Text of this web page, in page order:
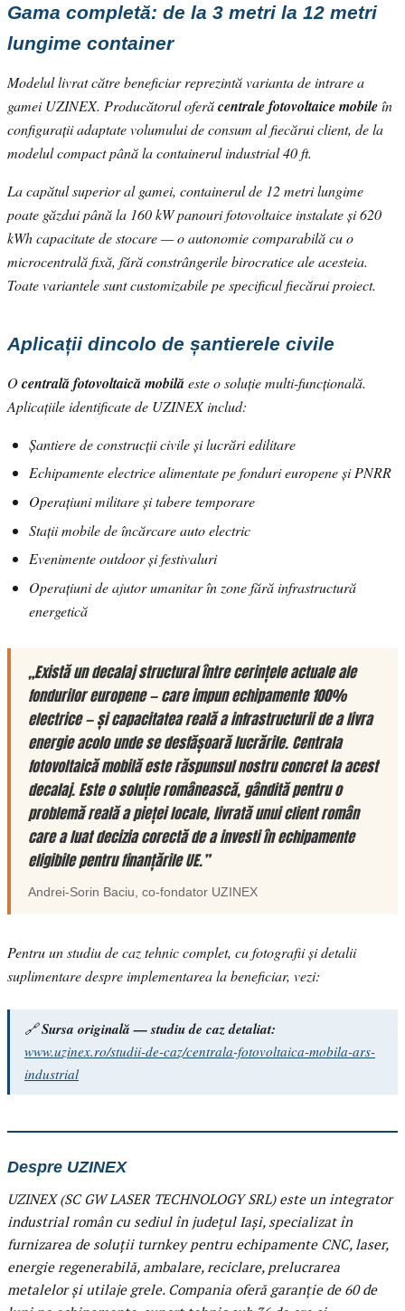
Gama completă: de la 3 metri la 12 metri
lungime container
Modelul livrat către beneficiar reprezintă varianta de intrare a
gamei UZINEX. Producătorul oferăcentrale fotovoltaice mobileîn
configurații adaptate volumului de consum al fiecărui client, de la
modelul compact până la containerul industrial 40 ft.
La capătul superior al gamei, containerul de 12 metri lungime
poate găzdui până la 160 kW panouri fotovoltaice instalate și 620
kWh capacitate de stocare — o autonomie comparabilă cu o
microcentrală fixă, fără constrângerile birocratice ale acesteia.
Toate variantele sunt customizabile pe specificul fiecărui proiect.
Aplicații dincolo de șantierele civile
Ocentrală fotovoltaică mobilăeste o soluție multi-funcțională.
Aplicațiile identificate de UZINEX includ:
Șantiere de construcții civile și lucrări edilitare
Echipamente electrice alimentate pe fonduri europene și PNRR
Operațiuni militare și tabere temporare
Stații mobile de încărcare auto electric
Evenimente outdoor și festivaluri
Operațiuni de ajutor umanitar în zone fără infrastructură
energetică
„Există un decalaj structural între cerințele actuale ale
fondurilor europene — care impun echipamente 100%
electrice — și capacitatea reală a infrastructurii de a livra
energie acolo unde se desfășoară lucrările. Centrala
fotovoltaică mobilă este răspunsul nostru concret la acest
decalaj. Este o soluție românească, gândită pentru o
problemă reală a pieței locale, livrată unui client român
care a luat decizia corectă de a investi în echipamente
eligibile pentru finanțările UE.”
Andrei-Sorin Baciu, co-fondator UZINEX
Pentru un studiu de caz tehnic complet, cu fotografii și detalii
suplimentare despre implementarea la beneficiar, vezi:
🔗Sursa originală — studiu de caz detaliat:
www.uzinex.ro/studii-de-caz/centrala-fotovoltaica-mobila-ars-
industrial
Despre UZINEX
UZINEX (SC GW LASER TECHNOLOGY SRL) este un integrator
industrial român cu sediul în județul Iași, specializat în
furnizarea de soluții turnkey pentru echipamente CNC, laser,
energie regenerabilă, ambalare, reciclare, prelucrarea
metalelor și utilaje grele. Compania oferă garanție de 60 de